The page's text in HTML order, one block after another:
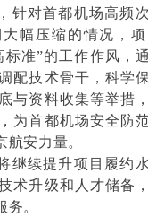
针对首都机场高频
幅压缩的情况，
标准”的工作作风，
配技术骨干，科学
与资料收集等举措
为首都机场安全防
航安力量。
继续提升项目履约
术升级和人才储备
。